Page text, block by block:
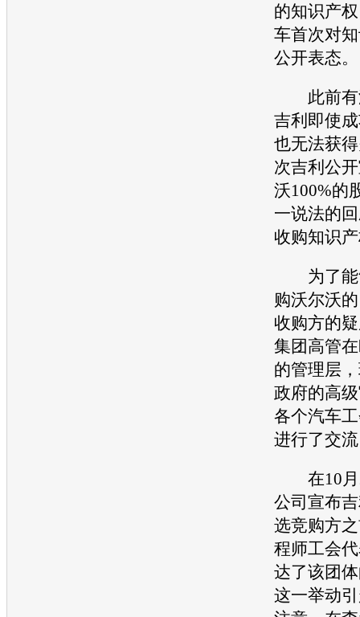
的知识产
车首次对
公开表态。
此前有
吉利 即使
也无法获
次吉利 公
沃100%的
一说法的
收购知识
为了能
购沃尔沃
收购方的
集团高管
的管理层
政府的高
各个汽车
进行了交
在10月
公司宣布
选竞购方
程师工会
达了该团
这一举动